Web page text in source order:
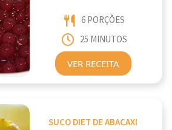
6 PORÇÕES
25 MINUTOS
VER RECEITA
SUCO DIET DE ABACAXI